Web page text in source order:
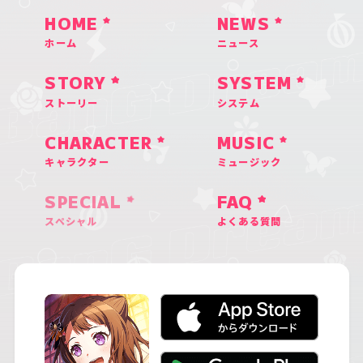
HOME
ホーム
NEWS
ニュース
STORY
ストーリー
SYSTEM
システム
CHARACTER
キャラクター
MUSIC
ミュージック
SPECIAL
スペシャル
FAQ
よくある質問